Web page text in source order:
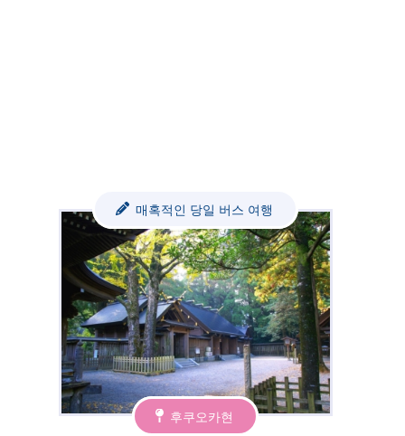
후쿠오카현
매혹적인 당일 버스 여행